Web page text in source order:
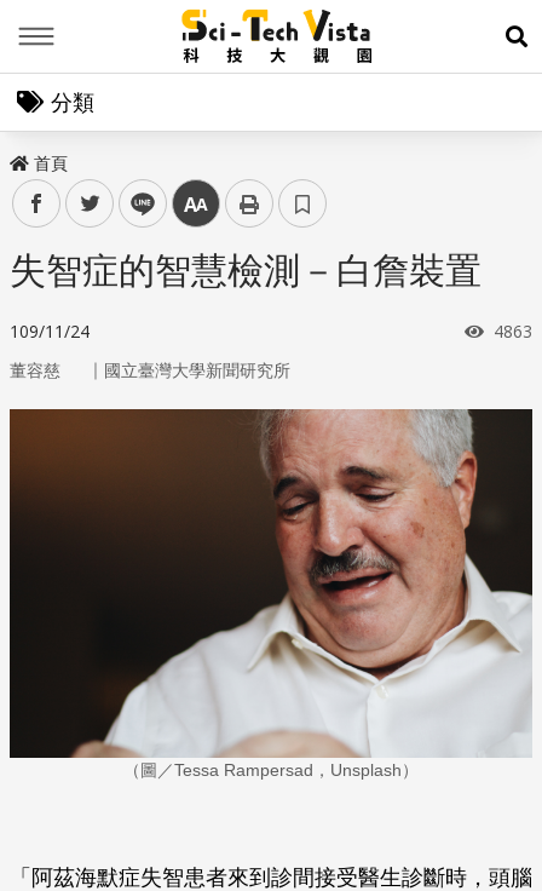
展
分類
首頁
facebooktwitter line 中
失智症的智慧檢測－白詹裝置
109/11/24 瀏覽
4863
董容慈 ｜ 國立臺灣大學新聞研究所
（圖／Tessa Rampersad，Unsplash）
「阿茲海默症失智患者來到診間接受醫生診斷時，頭腦